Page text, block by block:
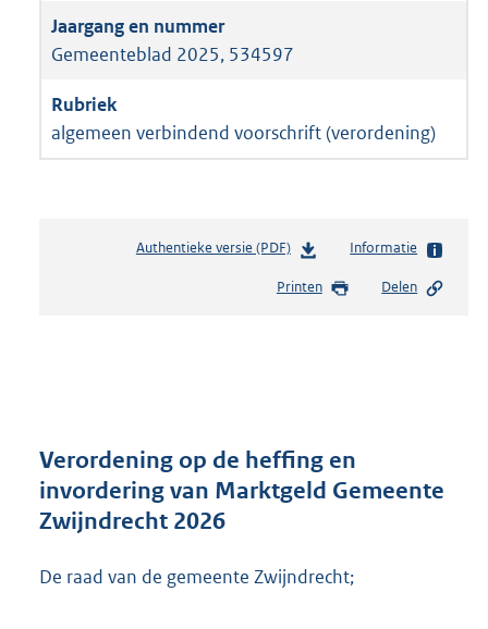
Gemeenteblad 2025, 534597
algemeen verbindend voorschrift (verordening)
Authentieke versie (PDF)b
s
r
o
Informatie
Printen Delen
Verordening op de heffing en
invordering van Marktgeld Gemeente
Zwijndrecht 2026
De raad van de gemeente Zwijndrecht;